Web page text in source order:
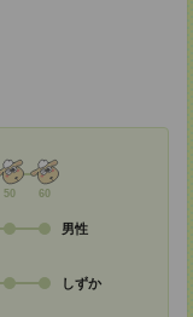
50 60
男性
しずか